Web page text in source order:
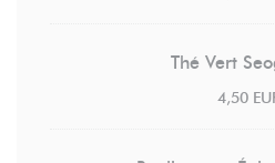
Thé Vert
4,50